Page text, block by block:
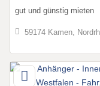
gut und günstig mieten
59174 Kamen,